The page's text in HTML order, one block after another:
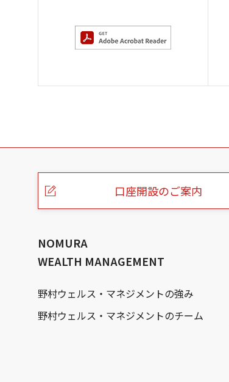
こ
口座開設のご案内
NOMURA
WEALTH MANAGEMENT
野村ウェルス・マネジメントの強み
野村ウェルス・マネジメントのチーム